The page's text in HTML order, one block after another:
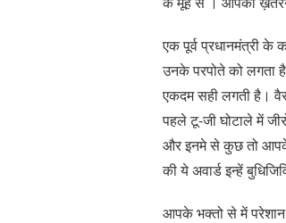
एक पूर्व प्रधानमंत्री
उनके परपोते को लगता
एकदम सही लगती है।
पहले टू-जी घोटाले में
और इनमे से कुछ तो आपके
की ये अवार्ड इन्हें
आपके भक्तो से में